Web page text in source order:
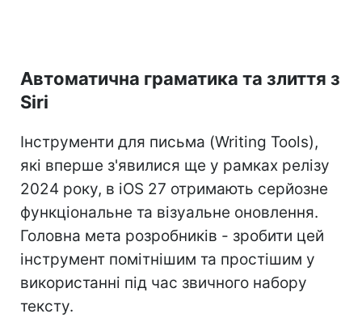
Автоматична граматика та злиття з
Siri
Інструменти для письма (Writing Tools),
які вперше з'явилися ще у рамках релізу
2024 року, в iOS 27 отримають серйозне
функціональне та візуальне оновлення.
Головна мета розробників - зробити цей
інструмент помітнішим та простішим у
використанні під час звичного набору
тексту.